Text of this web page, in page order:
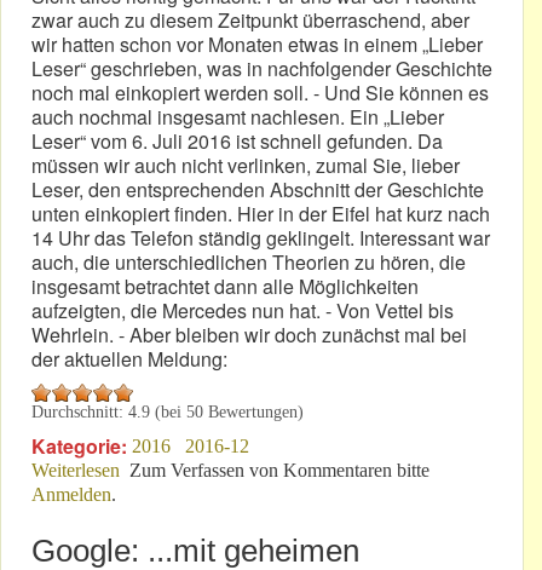
zwar auch zu diesem Zeitpunkt überraschend, aber
wir hatten schon vor Monaten etwas in einem „Lieber
Leser“ geschrieben, was in nachfolgender Geschichte
noch mal einkopiert werden soll. - Und Sie können es
auch nochmal insgesamt nachlesen. Ein „Lieber
Leser“ vom 6. Juli 2016 ist schnell gefunden. Da
müssen wir auch nicht verlinken, zumal Sie, lieber
Leser, den entsprechenden Abschnitt der Geschichte
unten einkopiert finden. Hier in der Eifel hat kurz nach
14 Uhr das Telefon ständig geklingelt. Interessant war
auch, die unterschiedlichen Theorien zu hören, die
insgesamt betrachtet dann alle Möglichkeiten
aufzeigten, die Mercedes nun hat. - Von Vettel bis
Wehrlein. - Aber bleiben wir doch zunächst mal bei
der aktuellen Meldung:
Durchschnitt: 4.9 (bei 50 Bewertungen)
Kategorie: 2016
2016-12
Weiterlesen über Der neue F1-Weltmeister tritt zurück!
Zum Verfassen von Kommentaren bitte
Anmelden.
Google: ...mit geheimen